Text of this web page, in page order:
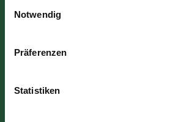
Notwendig
Präferenzen
Statistiken
Do: 07:30 - 17:30 Uhr